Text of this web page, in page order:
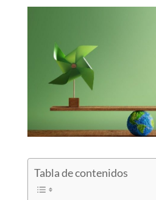
Tabla de contenidos